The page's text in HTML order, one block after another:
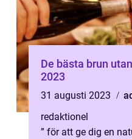
De bästa brun
2023
31 augusti 2023
redaktionel
” för att ge dig en